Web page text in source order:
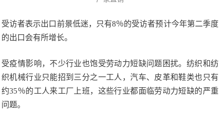
受访者表示出口前景低迷，只有8％的受访者预计今年第二季度
的出口会有所增长。
受疫情影响，不少行业也饱受劳动力短缺问题困扰。纺织和纺
织机械行业只能招到三分之一工人，汽车、皮革和鞋类也只有
约35％的工人来工厂上班，这些行业都面临劳动力短缺的严重
问题。